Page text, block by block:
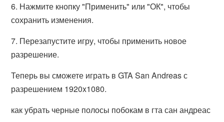
6. Нажмите кнопку "Применить" или "ОК", чтобы
сохранить изменения.
7. Перезапустите игру, чтобы применить новое
разрешение.
Теперь вы сможете играть в GTA San Andreas с
разрешением 1920x1080.
как убрать черные полосы побокам в гта сан андреас